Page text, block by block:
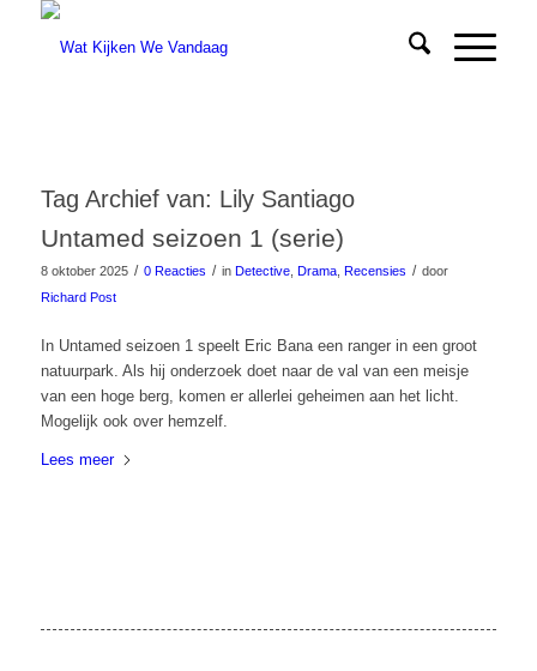
Tag Archief van: Lily Santiago
Untamed seizoen 1 (serie)
8 oktober 2025 / 0 Reacties / in Detective, Drama, Recensies / door
Richard Post
In Untamed seizoen 1 speelt Eric Bana een ranger in een groot
natuurpark. Als hij onderzoek doet naar de val van een meisje
van een hoge berg, komen er allerlei geheimen aan het licht.
Mogelijk ook over hemzelf.
Lees meer